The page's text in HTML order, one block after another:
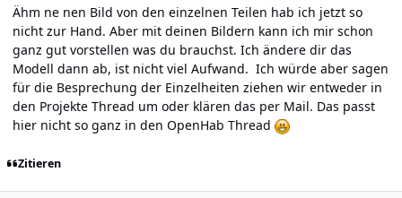
Ähm ne nen Bild von den einzelnen Teilen hab ich jetzt so
nicht zur Hand. Aber mit deinen Bildern kann ich mir schon
ganz gut vorstellen was du brauchst. Ich ändere dir das
Modell dann ab, ist nicht viel Aufwand. Ich würde aber sagen
für die Besprechung der Einzelheiten ziehen wir entweder in
den Projekte Thread um oder klären das per Mail. Das passt
hier nicht so ganz in den OpenHab Thread
Zitieren